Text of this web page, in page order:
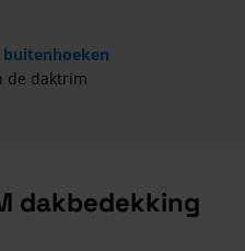
buitenhoeken
de daktrim
dakbedekking